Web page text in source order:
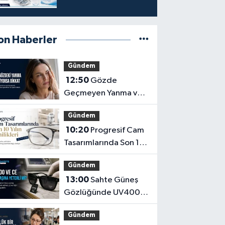
Haberler
Gündem
12:50
Geçmeyen Yanma ve
Işık Hassasiyeti Hafife
Alınmamalı
Gündem
10:20
Tasarımlarında Son 10
Yılın Yenilikleri
Gündem
13:00Sahte Güneş
Gözlüğünde UV400
ve CE İbaresi Tek
Başına Yeterli mi?
Gündem